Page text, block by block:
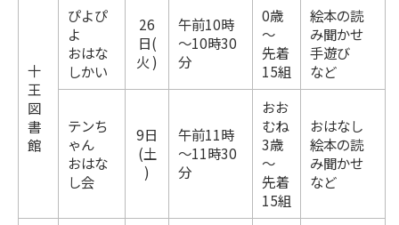
十
王
図
書
館
ぴよぴ
よ
おはな
しかい
26
日(
火 )
午前10時
～10時30
分
0歳
～
先着
15組
絵本の読
み聞かせ
手遊び
など
テンち
ゃん
おはな
し会
9日
(土
)
午前11時
～11時30
分
おお
むね
3歳
～
先着
15組
おはなし
絵本の読
み聞かせ
など